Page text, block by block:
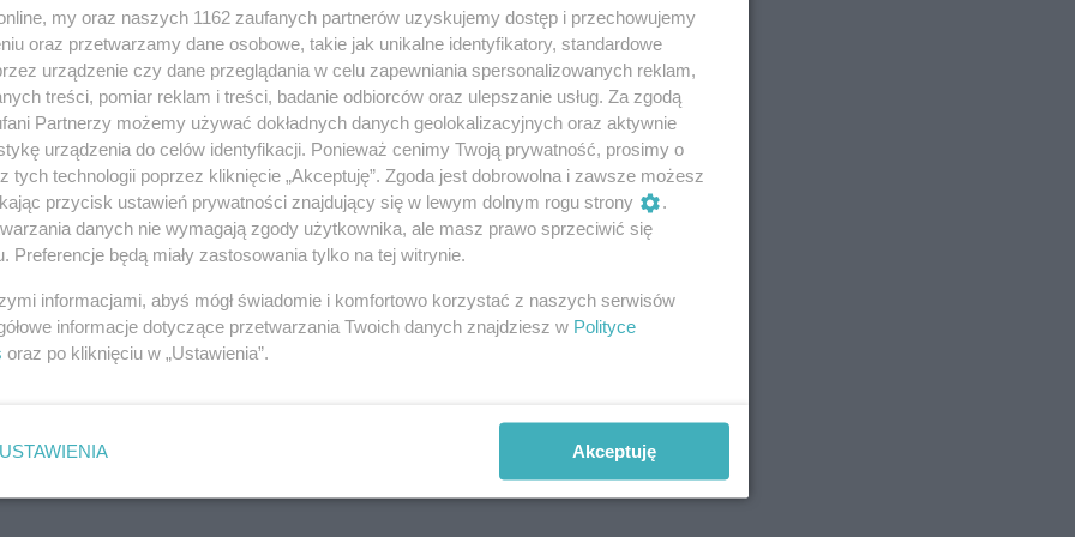
Powiadom znajomych
URL:https://ino.online/go/cYkwEG5wp0m8aezp
my oraz naszych 1162 zaufanych partnerów uzyskujemy dostęp i przechowujemy
oraz przetwarzamy dane osobowe, takie jak unikalne identyfikatory, standardowe
urządzenie czy dane przeglądania w celu zapewniania spersonalizowanych reklam,
treści, pomiar reklam i treści, badanie odbiorców oraz ulepszanie usług. Za zgodą
Partnerzy możemy używać dokładnych danych geolokalizacyjnych oraz aktywnie
urządzenia do celów identyfikacji. Ponieważ cenimy Twoją prywatność, prosimy o
tych technologii poprzez kliknięcie „Akceptuję”. Zgoda jest dobrowolna i zawsze możesz
przycisk ustawień prywatności znajdujący się w lewym dolnym rogu strony
.
danych nie wymagają zgody użytkownika, ale masz prawo sprzeciwić się
Preferencje będą miały zastosowania tylko na tej witrynie.
informacjami, abyś mógł świadomie i komfortowo korzystać z naszych serwisów
informacje dotyczące przetwarzania Twoich danych znajdziesz w Polityce
oraz po kliknięciu w „Ustawienia”.
USTAWIENIA Akceptuję